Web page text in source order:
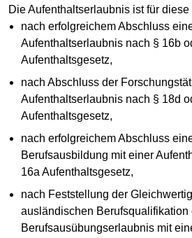
Die Aufenthaltserlaubnis ist für
nach erfolgreichem Abschluss
Aufenthaltserlaubnis nach § 16b
Aufenthaltsgesetz,
nach Abschluss der
Aufenthaltserlaubnis nach § 18d
Aufenthaltsgesetz,
nach erfolgreichem Abschluss
Berufsausbildung mit einer
16a Aufenthaltsgesetz,
nach Feststellung der
ausländischen Berufsqualifikation
Berufsausübungserlaubnis mit